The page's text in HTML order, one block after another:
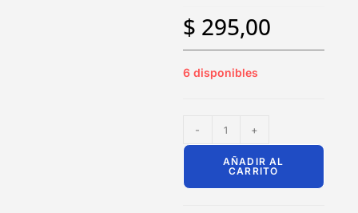
$ 295,00
6 disponibles
- +
AÑADIR AL
CARRITO